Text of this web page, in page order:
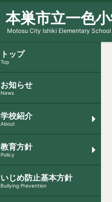
本巣市立一色
Motosu City Ishiki Elementary School
トップ
Top
お知らせ
News
学校紹介
About
教育方針
Policy
いじめ防止基本方針
Bullying Prevention